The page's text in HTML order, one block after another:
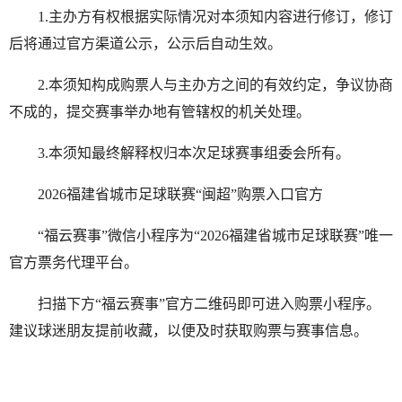
1.主办方有权根据实际情况对本须知内容进行修订，修订
后将通过官方渠道公示，公示后自动生效。
2.本须知构成购票人与主办方之间的有效约定，争议协商
不成的，提交赛事举办地有管辖权的机关处理。
3.本须知最终解释权归本次足球赛事组委会所有。
2026福建省城市足球联赛“闽超”购票入口官方
“福云赛事”微信小程序为“2026福建省城市足球联赛”唯一
官方票务代理平台。
扫描下方“福云赛事”官方二维码即可进入购票小程序。
建议球迷朋友提前收藏，以便及时获取购票与赛事信息。